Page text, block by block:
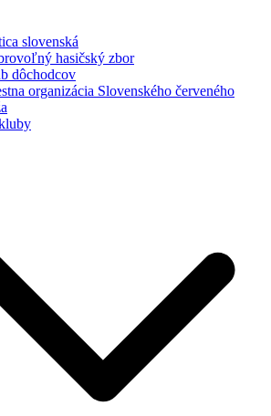
slovenská
hasičský zbor
dôchodcov
organizácia Slovenského červeného